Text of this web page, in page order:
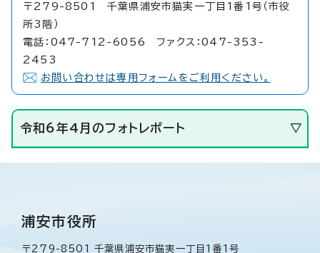
〒279-8501 千葉県浦安市猫実一丁目1番1号（市役
所3階）
電話：047-712-6056 ファクス：047-353-
2453
お問い合わせは専用フォームをご利用ください。
令和6年4月のフォトレポート
浦安市役所
〒279-8501 千葉県浦安市猫実一丁目1番1号